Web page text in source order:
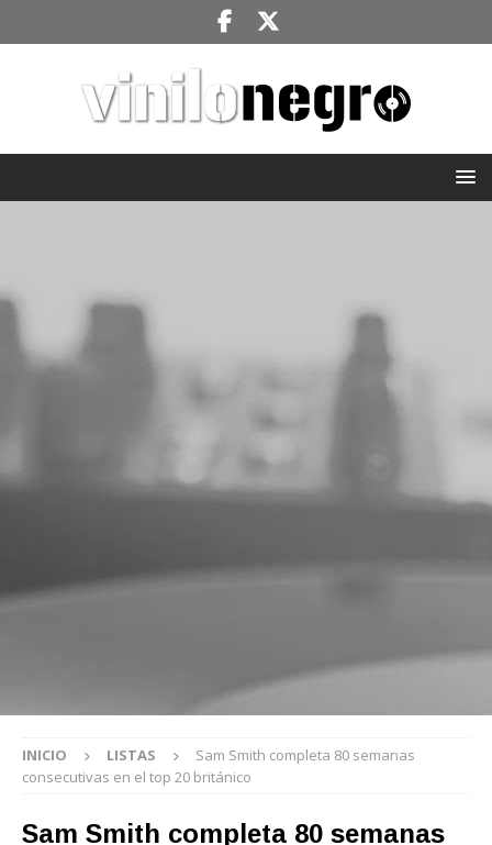
INICIO LISTAS
Sam Smith completa 80 semanas
consecutivas en el top 20 británico
Sam Smith completa 80 semanas